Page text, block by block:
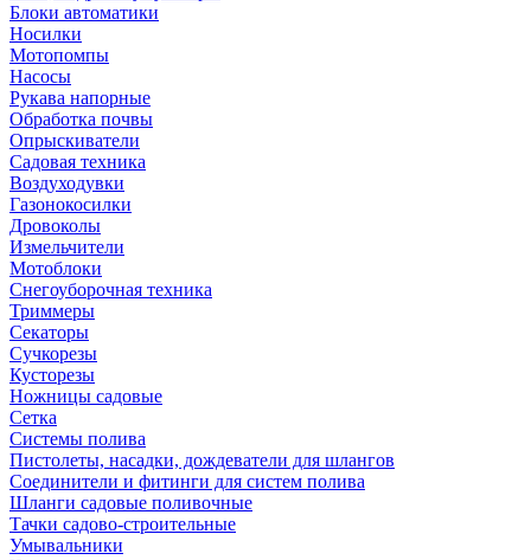
Блоки автоматики
Носилки
Мотопомпы
Насосы
Рукава напорные
Обработка почвы
Опрыскиватели
Садовая техника
Воздуходувки
Газонокосилки
Дровоколы
Измельчители
Мотоблоки
Снегоуборочная техника
Триммеры
Секаторы
Сучкорезы
Кусторезы
Ножницы садовые
Сетка
Системы полива
Пистолеты, насадки, дождеватели для шлангов
Соединители и фитинги для систем полива
Шланги садовые поливочные
Тачки садово-строительные
Умывальники